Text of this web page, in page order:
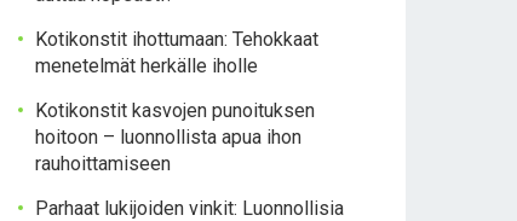
Kotikonstit ihottumaan: Tehokkaat
menetelmät herkälle iholle
Kotikonstit kasvojen punoituksen
hoitoon – luonnollista apua ihon
rauhoittamiseen
Parhaat lukijoiden vinkit: Luonnollisia